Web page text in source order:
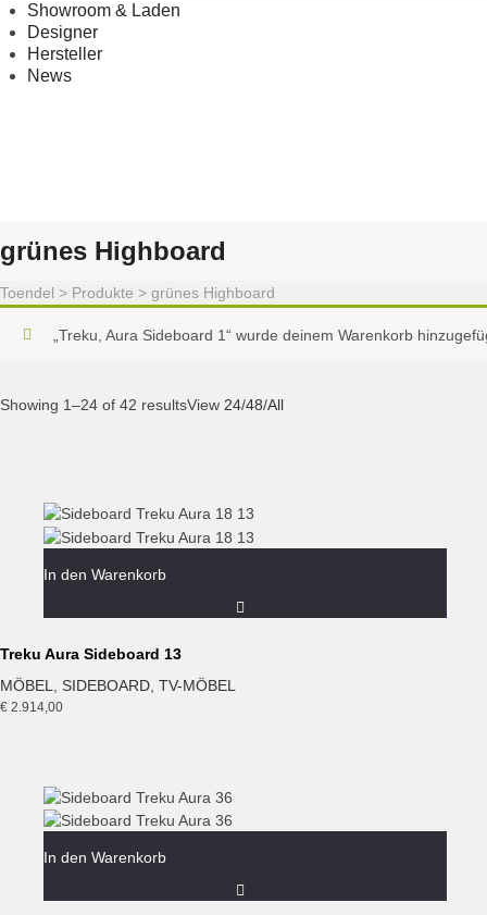
Showroom & Laden
Designer
Hersteller
News
grünes Highboard
Toendel > Produkte > grünes Highboard
„Treku, Aura Sideboard 1“ wurde deinem Warenkorb
Showing 1–24 of 42 resultsView 24/48/All
In den Warenkorb
Treku Aura Sideboard 13
MÖBEL
SIDEBOARD TV-MÖBEL
€ 2.914,00
In den Warenkorb